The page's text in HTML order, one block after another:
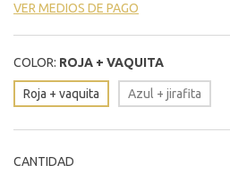
VER MEDIOS DE PAGO
COLOR: ROJA + VAQUITA
Roja + vaquita Azul + jirafita
CANTIDAD